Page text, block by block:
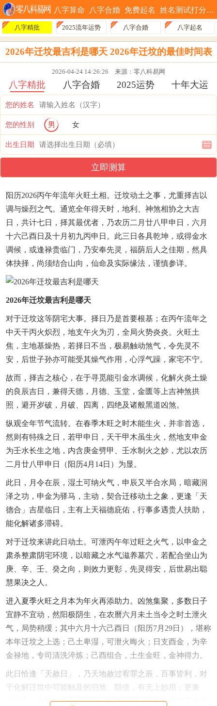
八字算命 八字合婚 免费起名 姓名测试打分
八字精批 2025流年运势 八字合婚 八字起名
2026年迁坟最吉利是哪天 2026年迁坟的最佳时间表
2026-04-24 14:26:26 来源：零八科易网
八字精批 八字合婚 2025运势 十年大运
您的姓名
您的性别 男 女
出生日期
立即测算
阳历2026丙午年流年火旺土相。迁坟动土之事，尤重择吉以
调与燥烈之气。通览全年得天时，地利、神煞相协之大吉
日，共计七日，择其最优者，乃农历二月廿八甲申日，六月
十六己酉日及十月初九丙申日。此三日各具乾坤，或得金水
调候，或逢禄贵临门，乃安奉先灵，福荫后人之佳期，然具
体抉择，尚须结合山向，仙命及实际缘法，谨慎参详。
2026年迁坟最吉利是哪天
对于迁坟这等阴宅大事。择日乃是首要根基；在丙午流年之
中天干丙火炽烈，地支午火为刃，全局火势炎炎。火旺土
焦，主地基燥热，若择日不当，极易触动煞气，令先灵不
安，后世子孙亦可能受其燥气作用，心浮气躁，家宅不宁。
故而，择吉之核心，在于寻觅能引金水调候，化解火炎土燥
的良辰吉日，兼得天德，月德、玉堂，金匮等上吉神煞拱
照，避开岁破，月破、四离，四绝及诸般黑道凶煞。
纵观全年节气流转。在春季木旺之时木能生火，并非首选，
然则有特殊之日，若甲申日，天干甲木虽生火，然地支申金
为壬水长生之地，内含庚金劈甲、壬水制火之妙，尤以农历
二月廿八甲申日（阳历4月14日）为显。
此日，月令在辰，湿土可纳火气，申辰又半合水局，暗藏润
泽之功，申金为驿马，主动，契合迁移动土之象，更逢「天
德合」吉星临日，主有上天福德庇佑，行事多遇贵人扶助，
能化解诸多滞碍。
对于迁坟来讲此日动土。可泄丙午年过旺之火气，以申金之
肃杀整肃阴宅环境，以暗藏之水气滋养墓穴，若配合坐山为
庚、辛、壬、癸之向，则效力更彰，先灵得安，后世易出聪
慧果决之人。
进入夏季火旺之月本为年火再添助力。凶煞集聚，多数日子
宜静不宜动，然阳极阴生，在农曆六月未土当令之时土泄火
气，局势稍缓；其中六月十六己酉日（阳历7月29日），堪称
本年迁坟之上选；己土卑湿，可泄火晦火；日支酉金，为辛
金禄地，专司清洗淬炼；己酉组合，土生金旺，金神得力。
此日恰逢「天赦日」，乃天地赦过宥罪之辰，百事皆利，对
于化解迁坟中可能触及的旧煞、阴债，有无上妙用；更兼
「三合」吉神，主合作顺利，过程平顺；虽在未月然酉金与